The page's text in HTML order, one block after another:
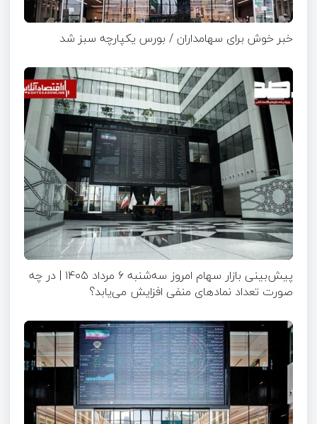
خبر خوش برای سهامداران / بورس یکپارچه سبز شد
پیش‌بینی بازار سهام امروز سه‌شنبه ۶ مرداد ۱۴۰۵ | در چه
صورت تعداد نماد‌های منفی افزایش می‌یابد؟